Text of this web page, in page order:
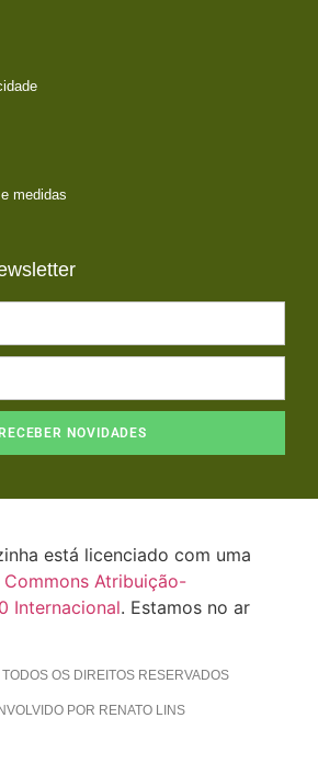
medidas
RECEBER NOVIDADES
está licenciado com uma
Commons Atribuição-
Internacional. Estamos no ar
OS DIREITOS RESERVADOS
POR RENATO LINS